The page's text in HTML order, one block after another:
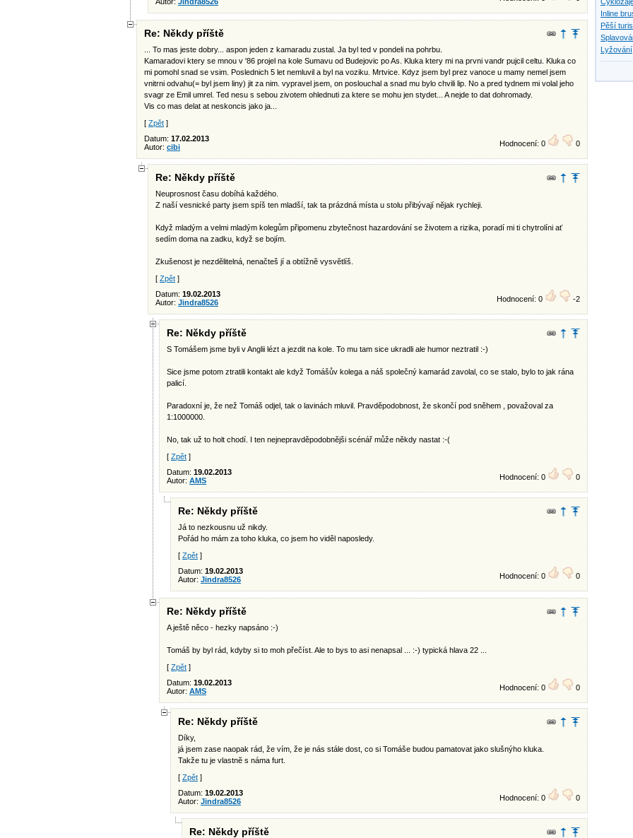
Re: Někdy příště
... To mas jeste dobry... aspon jeden z kamaradu zustal. Ja byl ted v pondeli na pohrbu.
Kamaradovi ktery se mnou v '86 projel na kole Sumavu od Budejovic po As. Kluka ktery mi na prvni vandr pujcil celtu. Kluka co
mi pomohl snad se vsim. Poslednich 5 let nemluvil a byl na voziku. Mrtvice. Kdyz jsem byl prez vanoce u mamy nemel jsem
vnitrni odvahu(= byl jsem liny) jit za nim. vypravel jsem, on poslouchal a snad mu bylo chvili lip. No a pred tydnem mi volal jeho
svagr ze Emil umrel. Ted nesu s sebou zivotem ohlednuti za ktere se mohu jen stydet... A nejde to dat dohromady.
Vis co mas delat at neskoncis jako ja...
[ Zpět ]
Datum: 17.02.2013
Autor: cibi Hodnocení: 0 0
Re: Někdy příště
Neuprosnost času dobíhá každého.
Z naší vesnické party jsem spíš ten mladší, tak ta prázdná místa u stolu přibývají nĕjak rychleji.
Když mladým a velmi mladým kolegům připomenu zbytečnost hazardování se životem a rizika, poradí mi ti chytrolíni ať
sedím doma na zadku, když se bojím.
Zkušenost je nezdĕlitelná, nenačteš jí a obtížnĕ vysvĕtlíš.
[ Zpět ]
Datum: 19.02.2013
Autor: Jindra8526 Hodnocení: 0 -2
Re: Někdy příště
S Tomášem jsme byli v Anglii lézt a jezdit na kole. To mu tam sice ukradli ale humor neztratil :-)
Sice jsme potom ztratili kontakt ale když Tomášův kolega a náš společný kamarád zavolal, co se stalo, bylo to jak rána
palicí.
Paradoxní je, že než Tomáš odjel, tak o lavinách mluvil. Pravděpodobnost, že skončí pod sněhem , považoval za
1:1000000.
No, tak už to holt chodí. I ten nejnepravděpodobnějši scénář může někdy nastat :-(
[ Zpět ]
Datum: 19.02.2013
Autor: AMS Hodnocení: 0 0
Re: Někdy příště
Já to nezkousnu už nikdy.
Pořád ho mám za toho kluka, co jsem ho viděl naposledy.
[ Zpět ]
Datum: 19.02.2013
Autor: Jindra8526 Hodnocení: 0 0
Re: Někdy příště
A ještě něco - hezky napsáno :-)
Tomáš by byl rád, kdyby si to moh přečíst. Ale to bys to asi nenapsal ... :-) typická hlava 22 ...
[ Zpět ]
Datum: 19.02.2013
Autor: AMS Hodnocení: 0 0
Re: Někdy příště
Díky,
já jsem zase naopak rád, že vím, že je nás stále dost, co si Tomáše budou pamatovat jako slušnýho kluka.
Takže tu je vlastnĕ s náma furt.
[ Zpět ]
Datum: 19.02.2013
Autor: Jindra8526 Hodnocení: 0 0
Re: Někdy příště
Inline
Pěší
Lyžování